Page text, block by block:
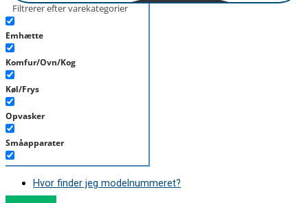
Filtrerer efter varekategorier
Emhætte
Komfur/Ovn/Kog
Køl/Frys
Opvasker
Småapparater
Støvsuger
Tørretumbler
Hvor finder jeg modelnummeret?